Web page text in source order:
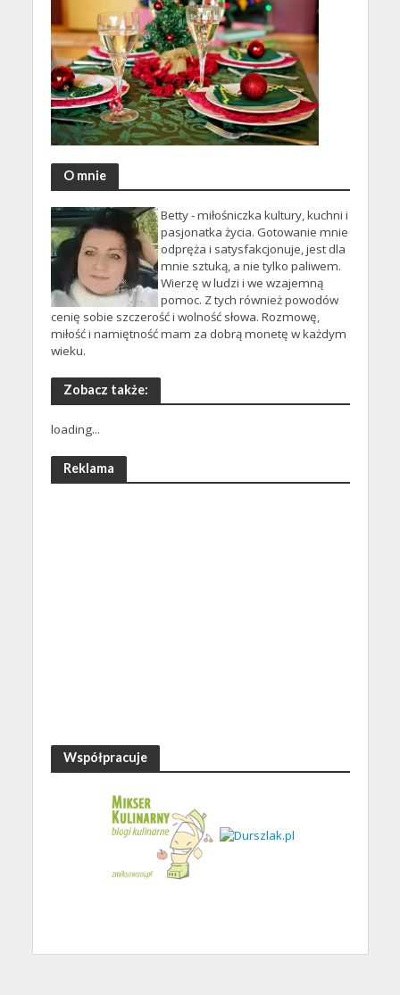
O mnie
Betty - miłośniczka kultury, kuchni i
pasjonatka życia. Gotowanie mnie
odpręża i satysfakcjonuje, jest dla
mnie sztuką, a nie tylko paliwem.
Wierzę w ludzi i we wzajemną
pomoc. Z tych również powodów
cenię sobie szczerość i wolność słowa. Rozmowę,
miłość i namiętność mam za dobrą monetę w każdym
wieku.
Zobacz także:
loading...
Reklama
Współpracuje